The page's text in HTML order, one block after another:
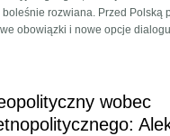
rozwiana. Przed Polską
obowiązki i nowe opcje
wobec